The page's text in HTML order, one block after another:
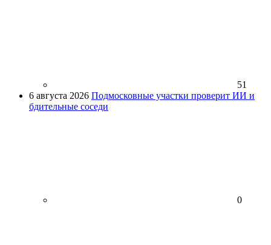
51
6 августа 2026 Подмосковные участки проверит ИИ и
бдительные соседи
0